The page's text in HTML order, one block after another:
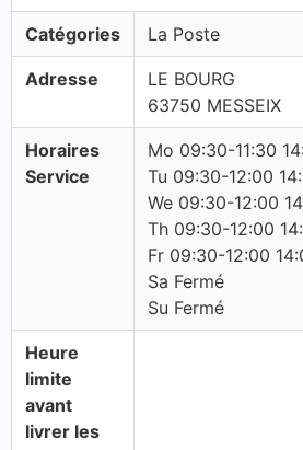
Catégories La Poste
Adresse
LE BOURG
63750 MESSEIX
Horaires
Service
Mo 09:30-11:30
Tu 09:30-12:00
We 09:30-12:00
Th 09:30-12:00
Fr 09:30-12:00
Sa Fermé
Su Fermé
Heure
limite
avant
livrer les